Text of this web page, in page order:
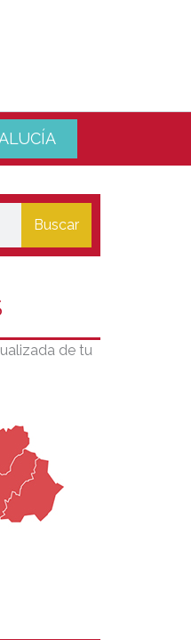
Buscar
de tu